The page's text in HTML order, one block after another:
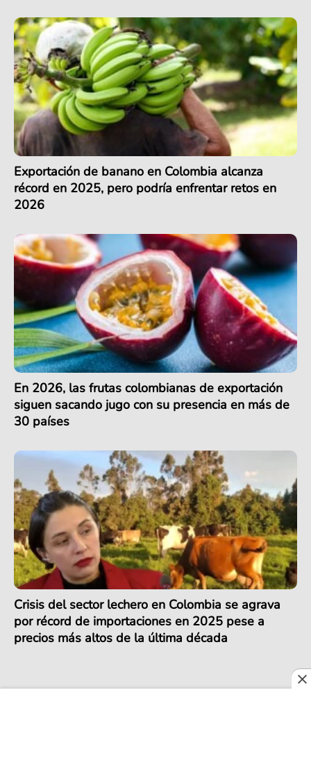
Exportación de banano en Colombia alcanza
récord en 2025, pero podría enfrentar retos en
2026
En 2026, las frutas colombianas de exportación
siguen sacando jugo con su presencia en más de
30 países
Crisis del sector lechero en Colombia se agrava
por récord de importaciones en 2025 pese a
precios más altos de la última década